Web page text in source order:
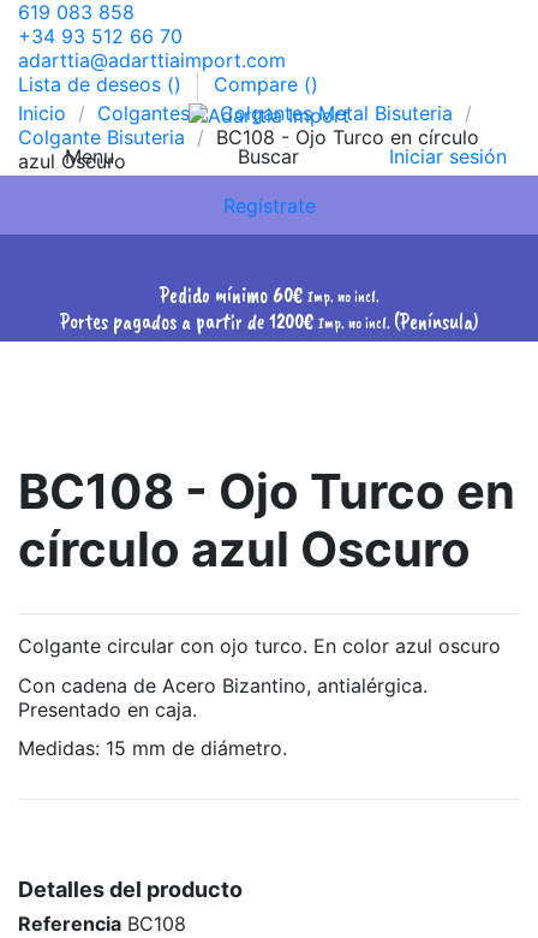
619 083 858
+34 93 512 66 70
adarttia@adarttiaimport.com
Lista de deseos () Compare ()
Menu Buscar Iniciar sesión
Regístrate
Pedido mínimo 60€ Imp. no incl.
Portes pagados a partir de 1200€ Imp. no incl. (Península)
Pedido mínimo 60€Imp. no incl.
Portes pagados a partir de
Imp. no incl. (Península)
Inicio Colgantes
Colgantes Metal Bisuteria
Colgante Bisuteria
BC108 - Ojo Turco en círculo
azul Oscuro
BC108 - Ojo Turco en
círculo azul Oscuro
Colgante circular con ojo turco. En color azul oscuro
Con cadena de Acero Bizantino, antialérgica.
Presentado en caja.
Medidas: 15 mm de diámetro.
Detalles del producto
Referencia BC108